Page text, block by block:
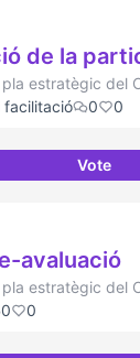
de la
estratègic del
facilitació
0 0
Vote
avaluació
estratègic del
0 0